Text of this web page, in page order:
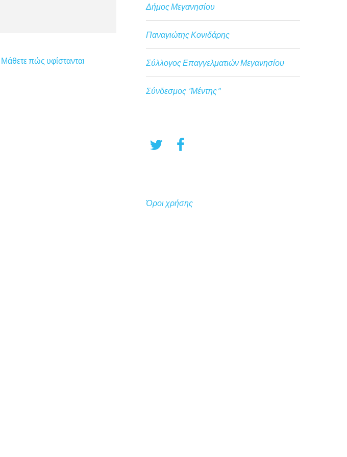
Μάθετε πώς υφίστανται
Δήμος Μεγανησίου
Παναγιώτης Κονιδάρης
Σύλλογος Επαγγελματιών Μεγανησίου
Σύνδεσμος "Μέντης"
Όροι χρήσης